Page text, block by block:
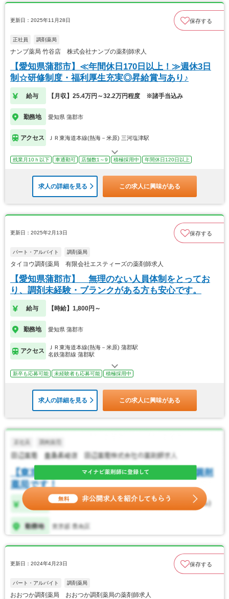
更新日：2025年11月28日 保存する
正社員 調剤薬局
ナンブ薬局 竹谷店 株式会社ナンブの薬剤師求人
【愛知県蒲郡市】≪年間休日170日以上！≫週休3日
制☆研修制度・福利厚生充実◎昇給賞与あり♪
給与 【月収】25.4万円～32.2万円程度 ※諸手当込み
勤務地 愛知県 蒲郡市
アクセス ＪＲ東海道本線(熱海－米原) 三河塩津駅
残業月10ｈ以下 車通勤可 店舗数1～9 積極採用中 年間休日120日以上
求人の詳細を見る この求人に興味がある
更新日：2025年2月13日 保存する
パート・アルバイト 調剤薬局
タイヨウ調剤薬局 有限会社エスティーズの薬剤師求人
【愛知県蒲郡市】 無理のない人員体制をとってお
り、調剤未経験・ブランクがある方も安心です。
給与 【時給】1,800円～
勤務地 愛知県 蒲郡市
アクセス
ＪＲ東海道本線(熱海－米原) 蒲郡駅
名鉄蒲郡線 蒲郡駅
新卒も応募可能 未経験者も応募可能 積極採用中
求人の詳細を見る この求人に興味がある
更新日：2024年4月23日 保存する
パート・アルバイト 調剤薬局
おおつか調剤薬局 おおつか調剤薬局の薬剤師求人